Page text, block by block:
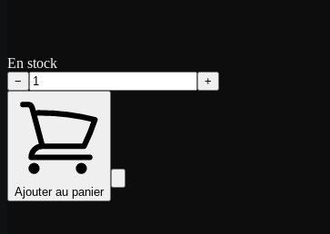
En stock
− +
Ajouter au panier